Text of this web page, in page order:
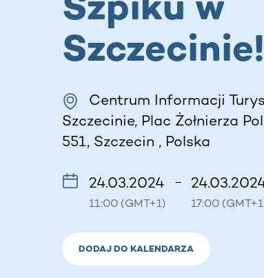
Szczecinie!
Centrum Informacji
Szczecinie, Plac Żołnierza
551, Szczecin , Polska
24.03.2024
11:00 (GMT+1)
–
17:00
DODAJ DO KALENDARZA